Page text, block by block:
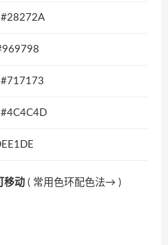
移动 ( 常用色环配色法→ )